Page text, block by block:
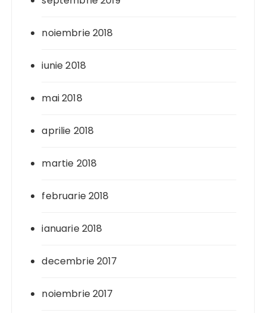
noiembrie 2018
iunie 2018
mai 2018
aprilie 2018
martie 2018
februarie 2018
ianuarie 2018
decembrie 2017
noiembrie 2017